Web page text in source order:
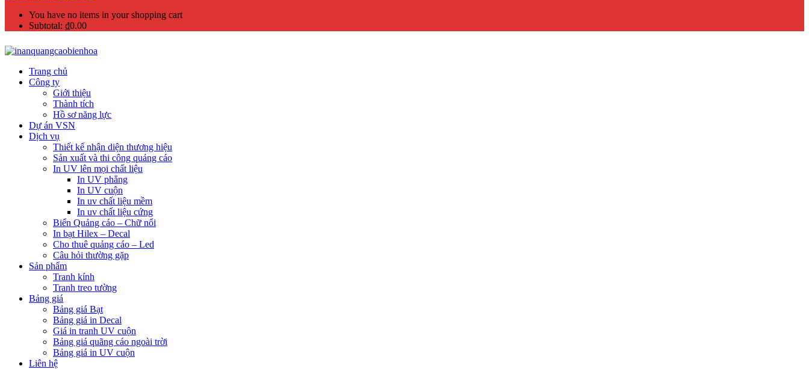
You have no items in your shopping cart
Subtotal: ₫0.00
Trang chủ
Công ty
Giới thiệu
Thành tích
Hồ sơ năng lực
Dự án VSN
Dịch vụ
Thiết kế nhận diện thương hiệu
Sản xuất và thi công quảng cáo
In UV lên mọi chất liệu
In UV phẳng
In UV cuộn
In uv chất liệu mềm
In uv chất liệu cứng
Biển Quảng cáo – Chữ nổi
In bạt Hilex – Decal
Cho thuê quảng cáo – Led
Câu hỏi thường gặp
Sản phẩm
Tranh kính
Tranh treo tường
Bảng giá
Bảng giá Bạt
Bảng giá in Decal
Giá in tranh UV cuộn
Bảng giá quãng cáo ngoài trời
Bảng giá in UV cuộn
Liên hệ